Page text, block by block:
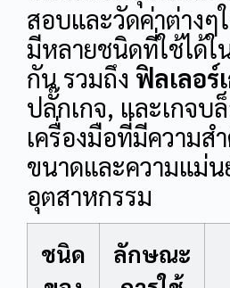
สอบและวัดค่าต่างๆ
มีหลายชนิดที่ใช้ได้ใ
กัน รวมถึง ฟิลเลอร์
ปลั๊กเกจ, และเกจบ
เครื่องมือที่มีความส
ขนาดและความแม่น
อุตสาหกรรม
ชนิด
ลักษณะ